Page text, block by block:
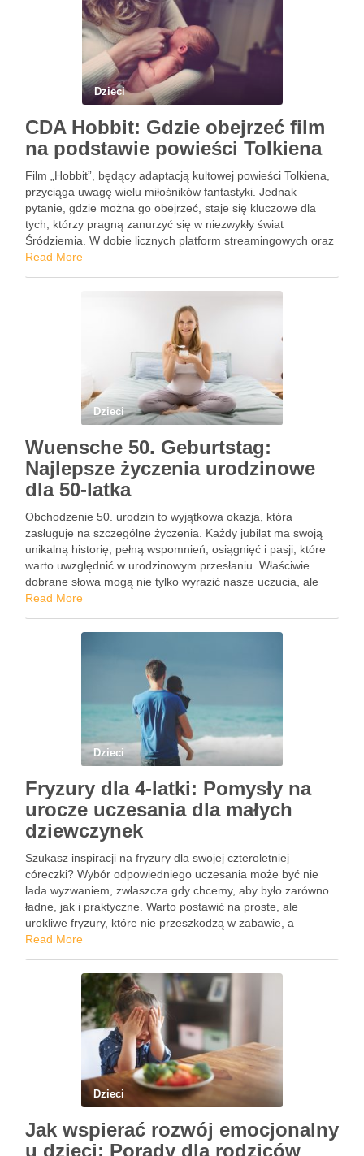
Dzieci
CDA Hobbit: Gdzie obejrzeć film
na podstawie powieści Tolkiena
Film „Hobbit”, będący adaptacją kultowej powieści Tolkiena,
przyciąga uwagę wielu miłośników fantastyki. Jednak
pytanie, gdzie można go obejrzeć, staje się kluczowe dla
tych, którzy pragną zanurzyć się w niezwykły świat
Śródziemia. W dobie licznych platform streamingowych oraz
kinowych premier, zrozumienie dostępnych opcji może być
Read More
Dzieci
Wuensche 50. Geburtstag:
Najlepsze życzenia urodzinowe
dla 50-latka
Obchodzenie 50. urodzin to wyjątkowa okazja, która
zasługuje na szczególne życzenia. Każdy jubilat ma swoją
unikalną historię, pełną wspomnień, osiągnięć i pasji, które
warto uwzględnić w urodzinowym przesłaniu. Właściwie
dobrane słowa mogą nie tylko wyrazić nasze uczucia, ale
również dodać radości i humoru do tego ważnego dnia. W
Read More
Dzieci
Fryzury dla 4-latki: Pomysły na
urocze uczesania dla małych
dziewczynek
Szukasz inspiracji na fryzury dla swojej czteroletniej
córeczki? Wybór odpowiedniego uczesania może być nie
lada wyzwaniem, zwłaszcza gdy chcemy, aby było zarówno
ładne, jak i praktyczne. Warto postawić na proste, ale
urokliwe fryzury, które nie przeszkodzą w zabawie, a
jednocześnie podkreślą dziecięcy styl. Kolorowe akcesoria
Read More
Dzieci
Jak wspierać rozwój emocjonalny
u dzieci: Porady dla rodziców